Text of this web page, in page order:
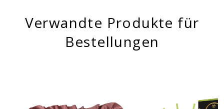
Verwandte Produkte für
Bestellungen